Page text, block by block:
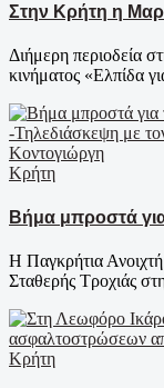
Στην Κρήτη η
Διήμερη περιοδεία
κινήματος «Ελπίδα
Κρήτη
Βήμα μπροστά
Η Παγκρήτια
Σταθερής Τροχιάς
Κρήτη